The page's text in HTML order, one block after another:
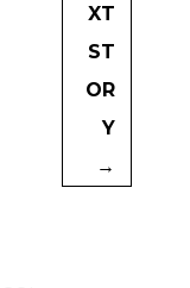
XT
ST
OR
Y
→